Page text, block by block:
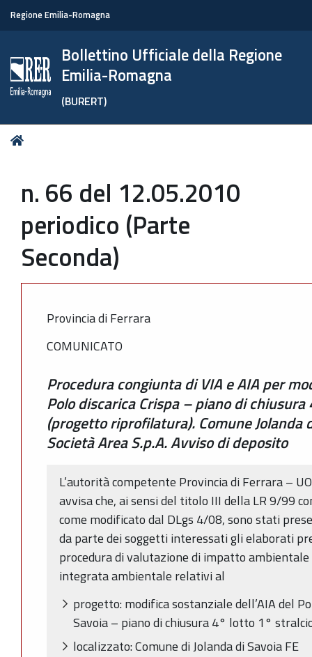
Regione Emilia-Romagna
Bollettino Ufficiale della Regione
Emilia-Romagna
(BURERT)
Tu
n. 66 del 12.05.2010
periodico (Parte
Seconda)
Provincia di Ferrara
COMUNICATO
Procedura congiunta di VIA e AIA per
Polo discarica Crispa – piano di
(progetto riprofilatura). Comune Jolanda
Società Area S.p.A. Avviso di deposito
L’autorità competente Provincia di Ferrara –
avvisa che, ai sensi del titolo III della LR 9/99
come modificato dal DLgs 4/08, sono stati
da parte dei soggetti interessati gli elaborati
procedura di valutazione di impatto
integrata ambientale relativi al
progetto: modifica sostanziale dell’AIA del
Savoia – piano di chiusura 4° lotto 1°
localizzato: Comune di Jolanda di Savoia FE